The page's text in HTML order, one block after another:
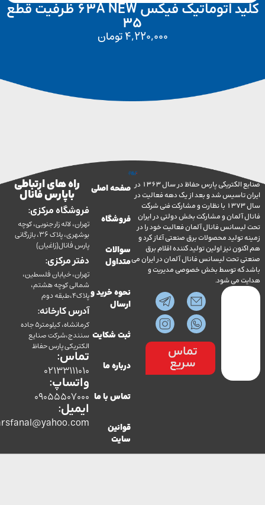
کلید اتوماتیک فیکس 63A NEW ظرفیت قطع
4,220,000تومان
صنایع الکتریکی پارس حفاظ در سال 1363 در
شد و بعد از یک دهه فعالیت در
سال 1373 با نظارت و مشارکت فنی شرکت
و مشارکت بخش دولتی در ایران
فانال آلمان فعالیت خود را در
محصولات برق صنعتی آغاز کرد و
نیز اولین تولید کننده اقلام برق
لیسانس فانال آلمان در ایران می
توسط بخش خصوصی مدیریت و
می شود.
تماس
سریع
صفحه اصلی
فروشگاه
سوالات
متداول
نحوه خرید و
ثبت شکایت
درباره ما
تماس با ما
قوانین
راه های ارتباطی
با پارس فانال
فروشگاه مرکزی:
تهران، لاله زار جنوبی، کوچه
بوشهری، پلاک 36، بازرگانی
پارس فانال(زاغیان)
دفتر مرکزی:
تهران، خیابان فلسطین،
شمالی کوچه هشتم،
پلاک4،طبقه دوم
آدرس کارخانه:
کرمانشاه، کیلومتر5 جاده
سنندج،شرکت صنایع
الکتریکی پارس حفاظ
تماس:
02133111010
واتساپ:
09055507000
ایمیل:
co.parsfanal@yahoo.com